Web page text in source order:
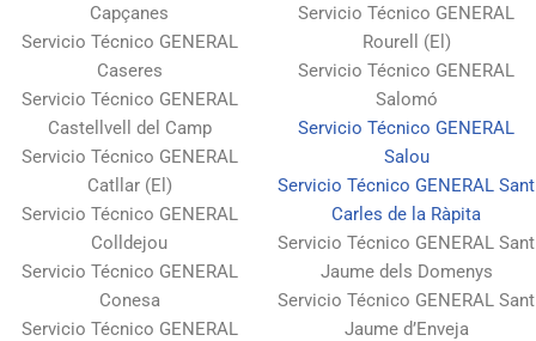
Capçanes
Servicio Técnico GENERAL
Caseres
Servicio Técnico GENERAL
Castellvell del Camp
Servicio Técnico GENERAL
Catllar (El)
Servicio Técnico GENERAL
Colldejou
Servicio Técnico GENERAL
Conesa
Servicio Técnico GENERAL
Servicio Técnico GENERAL
Rourell (El)
Servicio Técnico GENERAL
Salomó
Servicio Técnico GENERAL
Salou
Servicio Técnico GENERAL Sant
Carles de la Ràpita
Servicio Técnico GENERAL Sant
Jaume dels Domenys
Servicio Técnico GENERAL Sant
Jaume d’Enveja